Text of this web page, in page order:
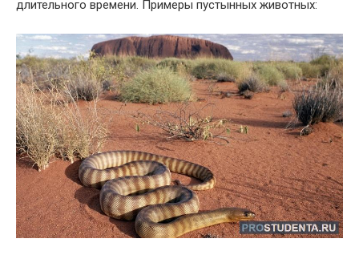
длительного времени. Примеры пустынных животных: